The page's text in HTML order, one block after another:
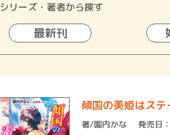
シリーズ・著者から探す
最新刊
傾国の美姫はス
著/園内かな 発売日